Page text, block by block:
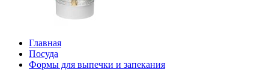
Главная
Посуда
Формы для выпечки и запекания